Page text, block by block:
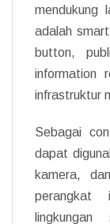
mendukung
adalah
button,
information
infrastruktur
Sebagai
dapat
kamera,
perangkat
lingkungan